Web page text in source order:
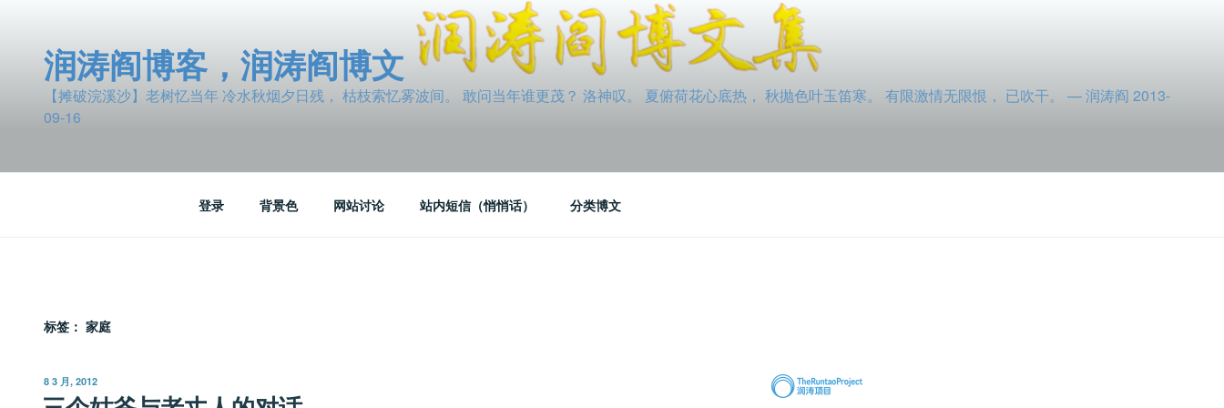
润涛阎博客，润涛阎博文
【摊破浣溪沙】老树忆当年 冷水秋烟夕日残， 枯枝索忆雾波间。 敢问当年谁更茂？ 洛神叹。 夏俯荷花心底热， 秋抛色叶玉笛寒。 有限激情无限恨， 已吹干。 — 润涛阎 2013-
09-16
登录 背景色 网站讨论 站内短信（悄悄话） 分类博文
标签： 家庭
发
布
8 3 月, 2012